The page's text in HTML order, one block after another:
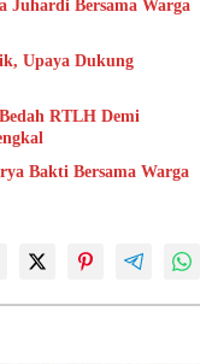
Juhardi Bersama Warga
Upaya Dukung
RTLH Demi
Bakti Bersama Warga